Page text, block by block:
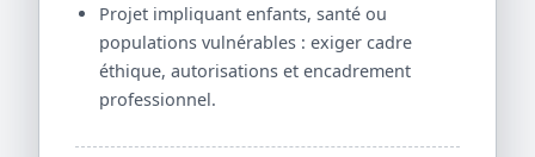
Projet impliquant enfants, santé ou
populations vulnérables : exiger cadre
éthique, autorisations et encadrement
professionnel.